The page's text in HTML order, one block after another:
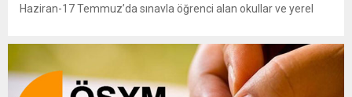
Haziran-17 Temmuz’da sınavla öğrenci alan okullar ve yerel
için açılan 202 bin 348 kontenjanın...